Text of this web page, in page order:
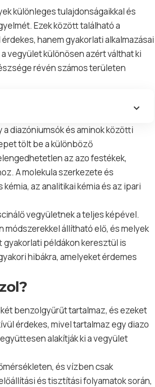
különleges tulajdonságaikkal és
Ezek között található a
hanem gyakorlati alkalmazásai
vegyület különösen azért válthat ki
révén számos területen
a diazóniumsók és aminok közötti
tölt be a különböző
az azo festékek,
A molekula szerkezete és
az analitikai kémia és az ipari
vegyületnek a teljes képével.
módszerekkel állítható elő, és melyek
gyakorlati példákon keresztül is
hibákra, amelyeket érdemes
két benzolgyűrűt tartalmaz, és ezeket
érdekes, mivel tartalmaz egy diazo
alakítják ki a vegyület
és vízben csak
és tisztítási folyamatok során,